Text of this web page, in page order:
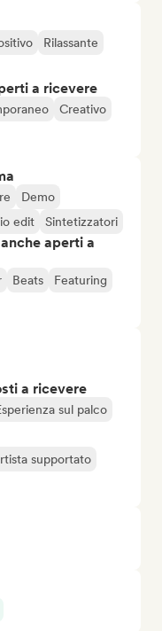
Rilassante
a ricevere
Creativo
Demo
edit Sintetizzatori
aperti a
Beats
Featuring
a ricevere
sul palco
supportato